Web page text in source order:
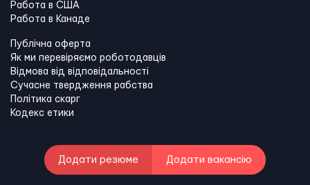
Работа в США
Работа в Канадe
Публічна оферта
Як ми перевіряємо роботодавців
Відмова від відповідальності
Сучасне твердження рабства
Політика скарг
Кодекс етики
Додати резюме Додати вакансію